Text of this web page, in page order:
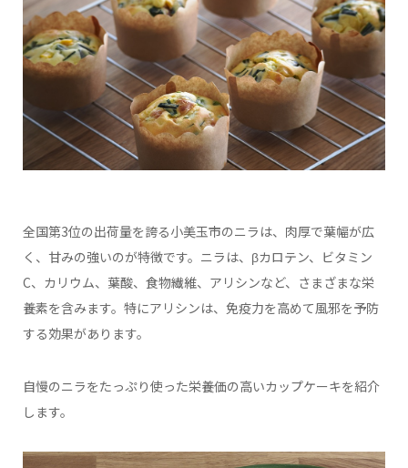
全国第3位の出荷量を誇る小美玉市のニラは、肉厚で葉幅が広
く、甘みの強いのが特徴です。ニラは、βカロテン、ビタミン
C、カリウム、葉酸、食物繊維、アリシンなど、さまざまな栄
養素を含みます。特にアリシンは、免疫力を高めて風邪を予防
する効果があります。
自慢のニラをたっぷり使った栄養価の高いカップケーキを紹介
します。